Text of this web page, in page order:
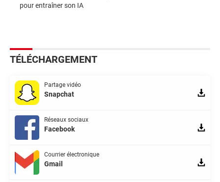
pour entraîner son IA
TÉLÉCHARGEMENT
Partage vidéo
Snapchat
Réseaux sociaux
Facebook
Courrier électronique
Gmail